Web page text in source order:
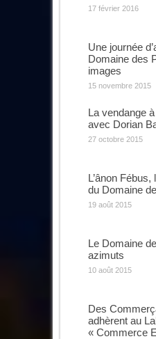
17 février 2016
Une journée
Domaine des
images
15 novembre 2015
La vendange à
avec Dorian
27 octobre 2015
L’ânon
du Domaine
19 août 2015
Le Domaine
azimuts
10 août 2015
Des
adhèrent au
« Commerce